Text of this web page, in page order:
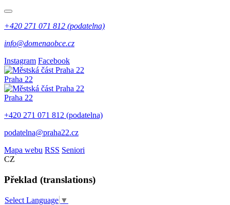
+420 271 071 812 (podatelna)
info@domenaobce.cz
Instagram Facebook
Praha 22
Praha 22
+420 271 071 812 (podatelna)
podatelna@praha22.cz
Mapa webu RSS Seniori
CZ
Překlad (translations)
Select Language ▼